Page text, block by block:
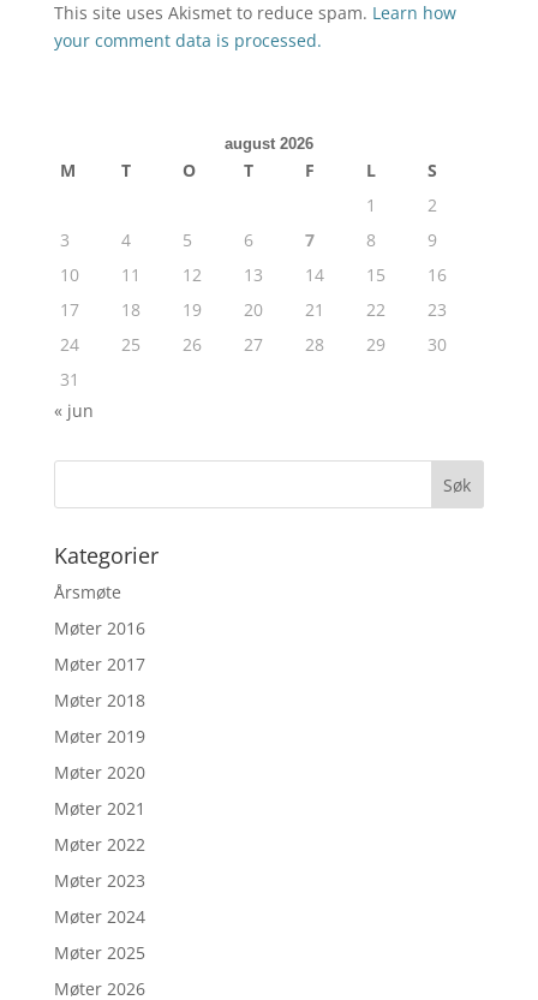
This site uses Akismet to reduce spam. Learn how
your comment data is processed.
august 2026
M T O T F L
S
1
2
3
4 5 6 7 8
9
10
11 12 13 14 15
16
17
18 19 20 21 22
23
24
25 26 27 28 29
30
31
« jun
Kategorier
Årsmøte
Møter 2016
Møter 2017
Møter 2018
Møter 2019
Møter 2020
Møter 2021
Møter 2022
Møter 2023
Møter 2024
Møter 2025
Møter 2026